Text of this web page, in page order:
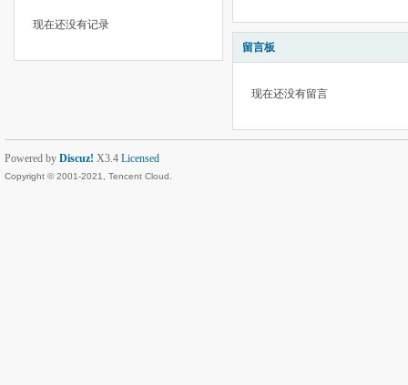
现在还没有记录
留言板
现在还没有留言
Powered by Discuz! X3.4 Licensed
Copyright © 2001-2021, Tencent Cloud.